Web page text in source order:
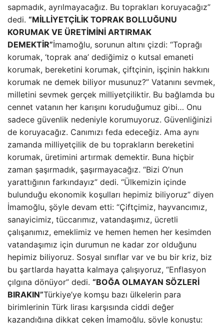
sapmadık, ayrılmayacağız. Bu toprakları koruyacağız”
dedi. “MİLLİYETÇİLİK TOPRAK BOLLUĞUNU
KORUMAK VE ÜRETİMİNİ ARTIRMAK
DEMEKTİR”İmamoğlu, sorunun altını çizdi: “Toprağı
korumak, ‘toprak ana’ dediğimiz o kutsal emaneti
korumak, bereketini korumak, çiftçinin, işçinin hakkını
korumak ne demek biliyor musunuz?” Vatanını sevmek,
milletini sevmek gerçek milliyetçiliktir. Bu bağlamda bu
cennet vatanın her karışını koruduğumuz gibi… Onu
sadece güvenlik nedeniyle korumuyoruz. Güvenliğinizi
de koruyacağız. Canımızı feda edeceğiz. Ama aynı
zamanda milliyetçilik de bu toprakların bereketini
korumak, üretimini artırmak demektir. Buna hiçbir
zaman şaşırmadık, şaşırmayacağız. “Bizi O’nun
yarattığının farkındayız” dedi. “Ülkemizin içinde
bulunduğu ekonomik koşulları hepimiz biliyoruz” diyen
İmamoğlu, şöyle devam etti: “Çiftçimiz, hayvancımız,
sanayicimiz, tüccarımız, vatandaşımız, ücretli
çalışanımız, emeklimiz ve hemen hemen her kesimden
vatandaşımız için durumun ne kadar zor olduğunu
hepimiz biliyoruz. Sosyal sınıflar var ve bu bir kriz, biz
bu şartlarda hayatta kalmaya çalışıyoruz, “Enflasyon
çılgına dönüyor” dedi. “BOĞA OLMAYAN SÖZLERİ
BIRAKIN”Türkiye’ye komşu bazı ülkelerin para
birimlerinin Türk lirası karşısında ciddi değer
kazandığına dikkat çeken İmamoğlu, şöyle konuştu: